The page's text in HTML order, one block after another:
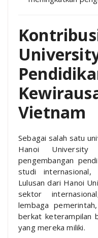
Vietnam
Sebagai salah satu
Hanoi
pengembangan
studi internasional,
Lulusan dari Hanoi
sektor
lembaga
berkat keterampilan
yang mereka miliki.